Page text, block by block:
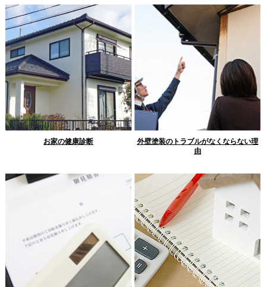
お家の健康診断
外壁塗装のトラブルがなくならない理
由